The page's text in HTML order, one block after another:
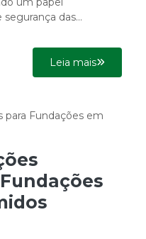
das
Leia mais